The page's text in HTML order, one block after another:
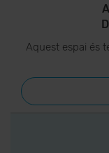
Aquest espai és